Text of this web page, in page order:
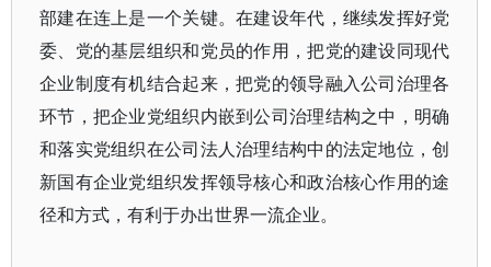
部建在连上是一个关键。在建设年代，继续发挥好党
委、党的基层组织和党员的作用，把党的建设同现代
企业制度有机结合起来，把党的领导融入公司治理各
环节，把企业党组织内嵌到公司治理结构之中，明确
和落实党组织在公司法人治理结构中的法定地位，创
新国有企业党组织发挥领导核心和政治核心作用的途
径和方式，有利于办出世界一流企业。